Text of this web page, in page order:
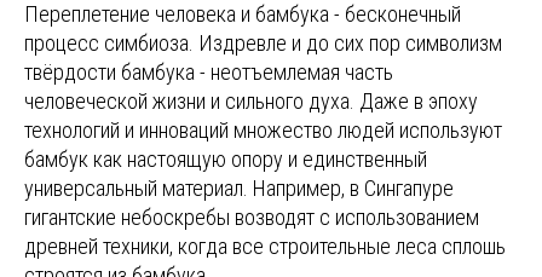
Переплетение человека и бамбука - бесконечный
процесс симбиоза. Издревле и до сих пор символизм
твёрдости бамбука - неотъемлемая часть
человеческой жизни и сильного духа. Даже в эпоху
технологий и инноваций множество людей используют
бамбук как настоящую опору и единственный
универсальный материал. Например, в Сингапуре
гигантские небоскребы возводят с использованием
древней техники, когда все строительные леса сплошь